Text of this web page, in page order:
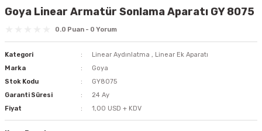
Goya Linear Armatür Sonlama Aparatı GY 8075
0.0 Puan - 0 Yorum
Kategori Linear Aydınlatma , Linear Ek Aparatı
Marka
Goya
Stok Kodu
GY8075
Garanti Süresi
24 Ay
Fiyat
1,00 USD + KDV